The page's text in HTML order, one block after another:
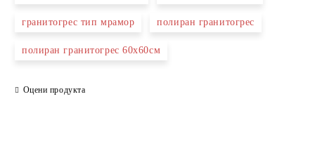
Ние ще се свържем с вас в рамките на работния ден.
гранитогрес тип мрамор полиран гранитогрес
полиран гранитогрес 60х60см
Оцени продукта